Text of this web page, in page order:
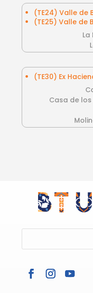
(TE24) Valle de
(TE25) Valle de
(TE30) Ex
Casa de los